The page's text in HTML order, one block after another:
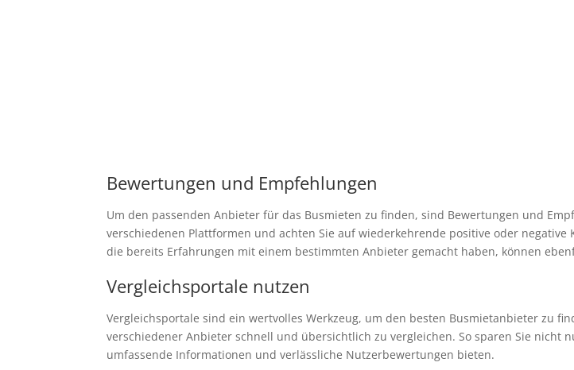
Bewertungen und Empfehlungen
Um den passenden Anbieter für das Busmieten zu finden, sind Bewertungen und
verschiedenen Plattformen und achten Sie auf wiederkehrende positive oder
die bereits Erfahrungen mit einem bestimmten Anbieter gemacht haben, können
Vergleichsportale nutzen
Vergleichsportale sind ein wertvolles Werkzeug, um den besten Busmietanbieter zu
verschiedener Anbieter schnell und übersichtlich zu vergleichen. So sparen Sie nicht
umfassende Informationen und verlässliche Nutzerbewertungen bieten.